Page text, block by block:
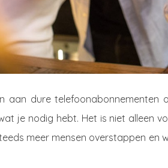
dure telefoonabonnementen
je nodig hebt. Het is niet alleen
meer mensen overstappen en